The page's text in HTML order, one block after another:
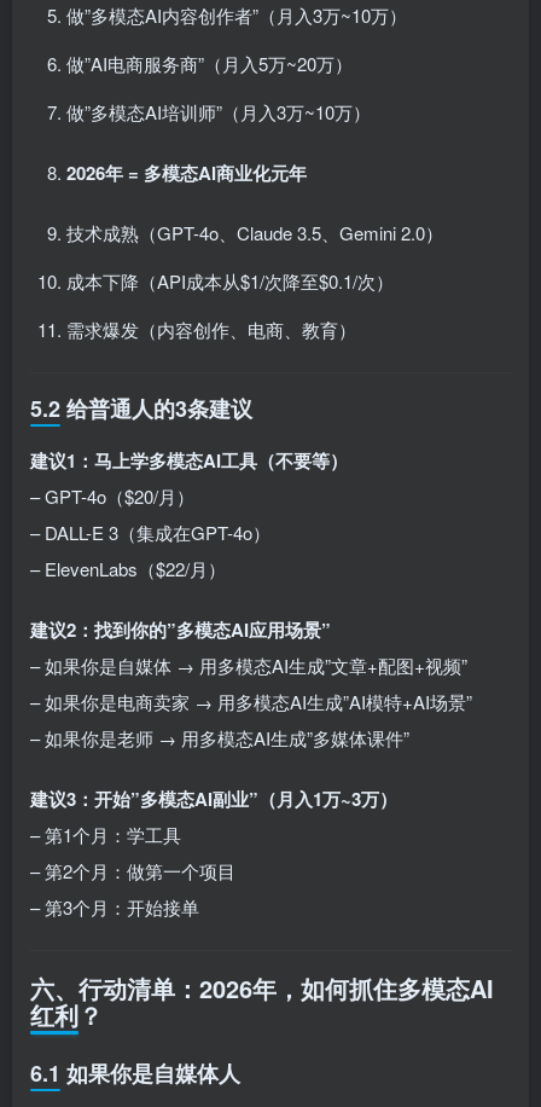
做”多模态AI内容创作者”（月入3万~10万）
做”AI电商服务商”（月入5万~20万）
做”多模态AI培训师”（月入3万~10万）
2026年 = 多模态AI商业化元年
技术成熟（GPT-4o、Claude 3.5、Gemini 2.0）
成本下降（API成本从$1/次降至$0.1/次）
需求爆发（内容创作、电商、教育）
5.2 给普通人的3条建议
建议1：马上学多模态AI工具（不要等）
– GPT-4o（$20/月）
– DALL-E 3（集成在GPT-4o）
– ElevenLabs（$22/月）
建议2：找到你的”多模态AI应用场景”
– 如果你是自媒体 → 用多模态AI生成”文章+配图+视频”
– 如果你是电商卖家 → 用多模态AI生成”AI模特+AI场景”
– 如果你是老师 → 用多模态AI生成”多媒体课件”
建议3：开始”多模态AI副业”（月入1万~3万）
– 第1个月：学工具
– 第2个月：做第一个项目
– 第3个月：开始接单
六、行动清单：2026年，如何抓住多模态AI
红利？
6.1 如果你是自媒体人